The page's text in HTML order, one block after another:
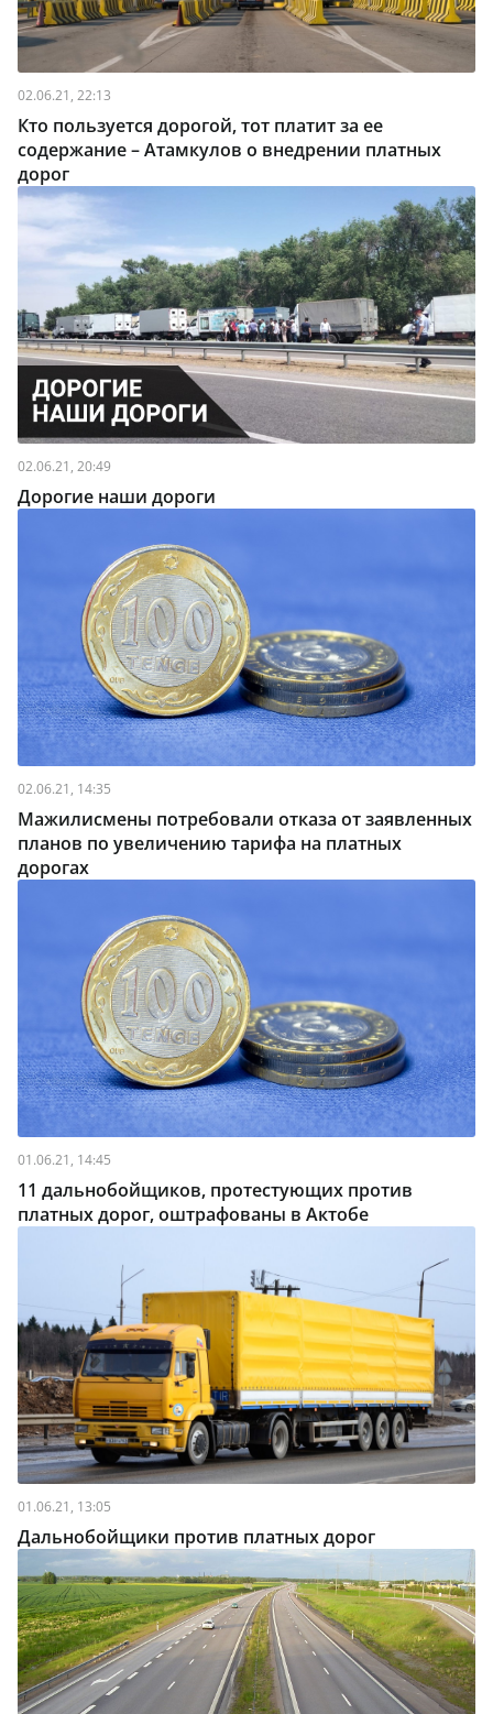
02.06.21, 22:13
Кто пользуется дорогой, тот платит за ее
содержание – Атамкулов о внедрении платных
дорог
02.06.21, 20:49
Дорогие наши дороги
02.06.21, 14:35
Мажилисмены потребовали отказа от заявленных
планов по увеличению тарифа на платных
дорогах
01.06.21, 14:45
11 дальнобойщиков, протестующих против
платных дорог, оштрафованы в Актобе
01.06.21, 13:05
Дальнобойщики против платных дорог